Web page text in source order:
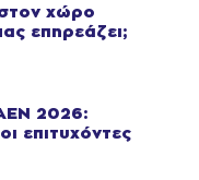
χώρο
επηρεάζει;
2026:
επιτυχόντες